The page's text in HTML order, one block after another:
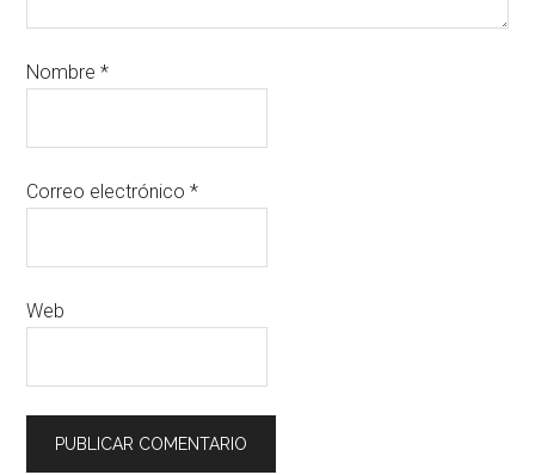
Nombre*
Correo electrónico*
Web